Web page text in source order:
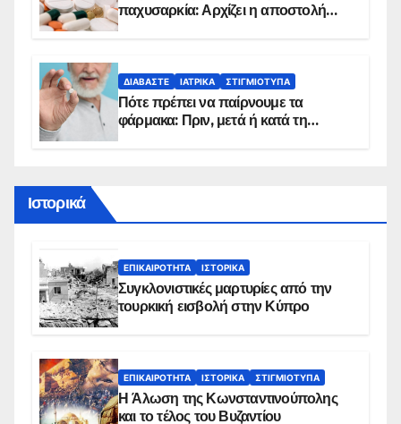
παχυσαρκία: Αρχίζει η αποστολή
ΔΙΑΒΆΣΤΕ ΙΑΤΡΙΚΆ ΣΤΙΓΜΙΌΤΥΠΑ
Πότε πρέπει να παίρνουμε τα
φάρμακα: Πριν, μετά ή κατά τη
Ιστορικά
ΕΠΙΚΑΙΡΌΤΗΤΑ ΙΣΤΟΡΙΚΆ
Συγκλονιστικές μαρτυρίες από την
τουρκική εισβολή στην Κύπρο
ΕΠΙΚΑΙΡΌΤΗΤΑ ΙΣΤΟΡΙΚΆ ΣΤΙΓΜΙΌΤΥΠΑ
Η Άλωση της Κωνσταντινούπολης
και το τέλος του Βυζαντίου